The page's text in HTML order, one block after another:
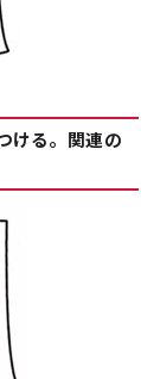
ける。関連の